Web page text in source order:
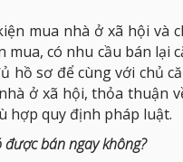
mua nhà ở xã hội và
có nhu cầu bán lại
hồ sơ để cùng với chủ
ở xã hội, thỏa thuận
hợp quy định pháp luật.
bán ngay không?